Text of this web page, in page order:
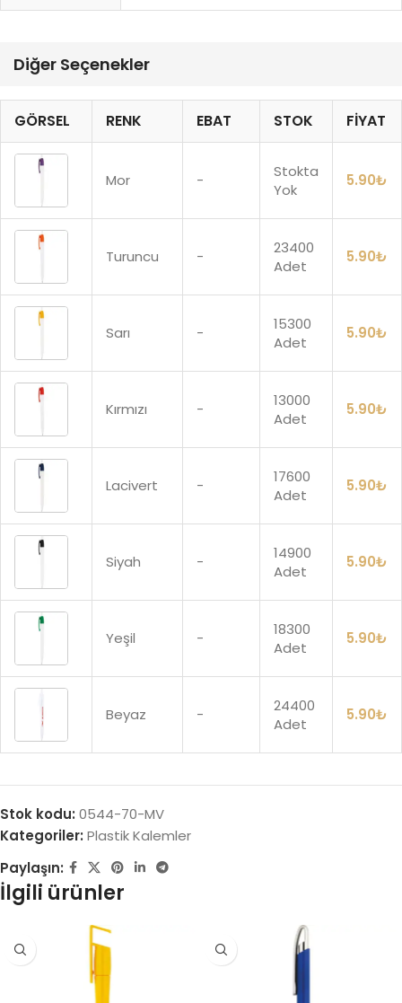
Diğer Seçenekler
GÖRSEL RENK EBAT STOK FIYAT
Mor -
Stokta
Yok
5.90₺
Turuncu -
23400
Adet
5.90₺
Sarı -
15300
Adet
5.90₺
Kırmızı -
13000
Adet
5.90₺
Lacivert -
17600
Adet
5.90₺
Siyah -
14900
Adet
5.90₺
Yeşil -
18300
Adet
5.90₺
Beyaz -
24400
Adet
5.90₺
Stok kodu: 0544-70-MV
Kategoriler: Plastik Kalemler
Paylaşın:
İlgili ürünler